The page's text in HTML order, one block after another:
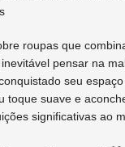
roupas que
pensar na
seu
toque suave e
significativas ao